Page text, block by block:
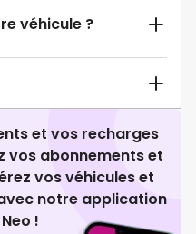
véhicule ?
et vos recharges
vos abonnements et
vos véhicules et
notre application
!